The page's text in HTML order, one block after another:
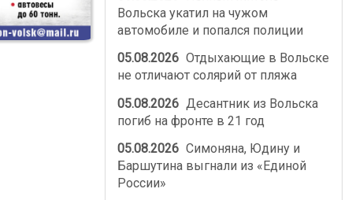
Вольска укатил на чужом
автомобиле и попался полиции
05.08.2026 Отдыхающие в Вольске
не отличают солярий от пляжа
05.08.2026 Десантник из Вольска
погиб на фронте в 21 год
05.08.2026 Симоняна, Юдину и
Баршутина выгнали из «Единой
России»